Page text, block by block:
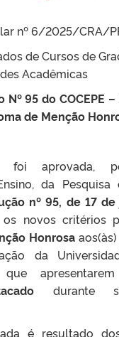
nº 6/2025/CRA/
de Cursos de
Acadêmicas
Nº 95 do COCEPE
de Menção
foi aprovada,
da Pesquisa
nº 95, de 17
novos critérios
Honrosa
da
que apresentarem
durante
é resultado